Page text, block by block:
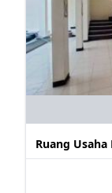
Ruang